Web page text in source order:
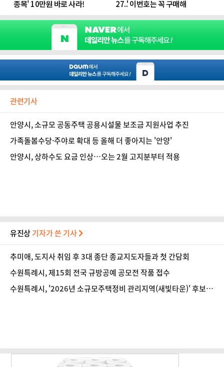
관련기사
안양시, 소규모 공동주택 공용시설물 보조금 지원사업 추진
가족돌봄수당·주야로 확대 등 올해 더 좋아지는 '안양'
안양시, 상하수도 요금 인상…오는 2월 고지분부터 적용
유진상기자가 쓴 기사
추미애, 도지사 취임 후 3대 종단 종교지도자들과 첫 간담회
수원특례시, 제15회 전국 규방공예 공모전 작품 접수
수원특례시, '2026년 소규모주택정비 관리지역(새빛타운)' 후보지